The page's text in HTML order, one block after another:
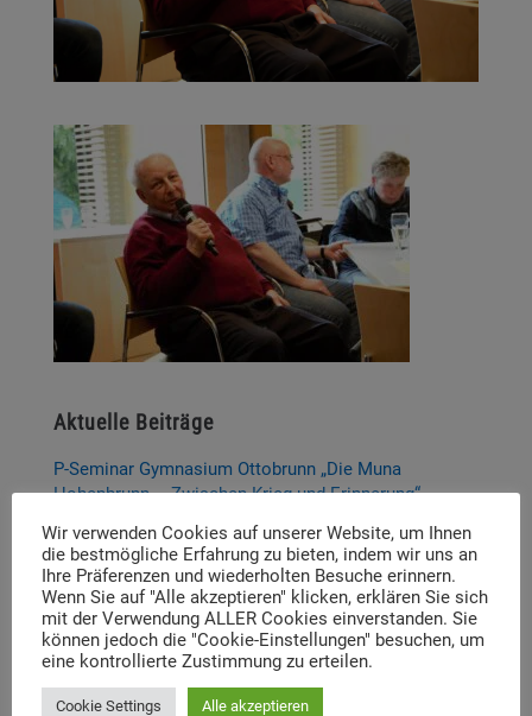
Aktuelle Beiträge
P-Seminar Gymnasium Ottobrunn „Die Muna
Hohenbrunn – Zwischen Krieg und Erinnerung“
Thema und Referent:innen für das diesjährige
Dachauer Symposium stehen fest
Neue Stelleausschreibung
Digitale Neuerscheinung: Launch der digitalen
Lernplattform „Memory Momentum“
Wir verwenden Cookies auf unserer Website, um Ihnen
die bestmögliche Erfahrung zu bieten, indem wir uns an
Ihre Präferenzen und wiederholten Besuche erinnern.
Wenn Sie auf "Alle akzeptieren" klicken, erklären Sie sich
mit der Verwendung ALLER Cookies einverstanden. Sie
können jedoch die "Cookie-Einstellungen" besuchen, um
eine kontrollierte Zustimmung zu erteilen.
Cookie Settings Alle akzeptieren